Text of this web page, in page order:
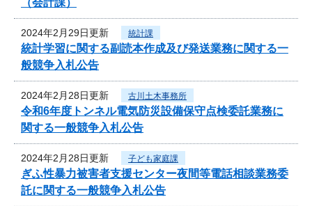
2024年2月29日更新 統計課
統計学習に関する副読本作成及び発送業務に関する一
般競争入札公告
2024年2月28日更新 古川土木事務所
令和6年度トンネル電気防災設備保守点検委託業務に
関する一般競争入札公告
2024年2月28日更新 子ども家庭課
ぎふ性暴力被害者支援センター夜間等電話相談業務委
託に関する一般競争入札公告